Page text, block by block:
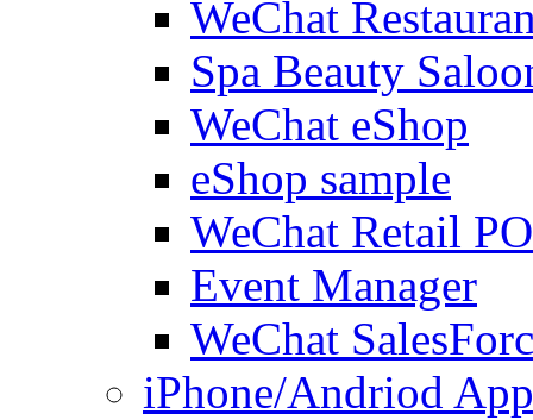
WeChat
Spa Beauty
WeChat eShop
eShop sample
WeChat Retail
Event Manager
WeChat
iPhone/Andriod